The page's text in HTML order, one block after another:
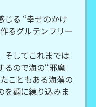
じる “幸せのかけ
るグルテンフリー
そしてこれまでは
るので海の“邪魔
こともある海藻の
を麺に練り込みま